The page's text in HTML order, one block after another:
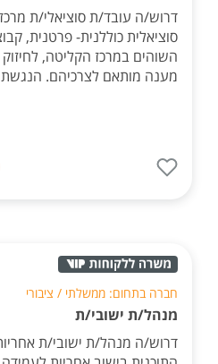
דרוש/ה עובד/ת סוציאלי/ת
סוציאלית כוללנית- פרטנית,
השוהים במרכז הקליטה,
מענה מותאם לצרכיהם.
חברה בתחום: ממשלתי / ציבורי
מנהל/ת ישובי/ת
דרוש/ה מנהל/ת ישובי/ת